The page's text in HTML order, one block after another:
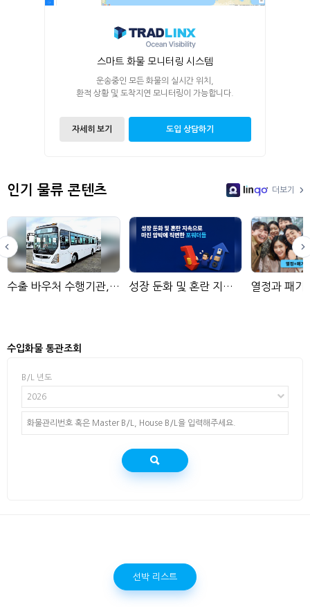
스마트 화물 모니터링 시스템
운송중인 모든 화물의 실시간 위치,
환적 상황 및 도착지연 모니터링이 가능합니다.
자세히 보기 도입 상담하기
인기 물류 콘텐츠
LinGo
더보기
수출 바우처 수행기관, 현대네비스 성장 둔화 및 혼란 지속으로 마진 압박에 직면한 포워더들
수입화물 통관조회
B/L 년도
2026
선박 리스트